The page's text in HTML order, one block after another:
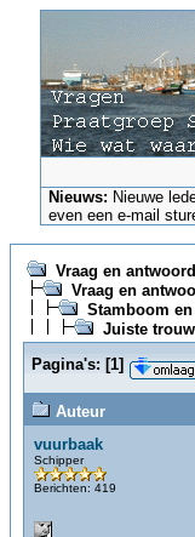
Nieuws: Nieuwe
even een e-mail
Vraag en
Vraag en
Stamboom
Juiste
Pagina's: [1]
Auteur
vuurbaak
Schipper
Berichten: 419